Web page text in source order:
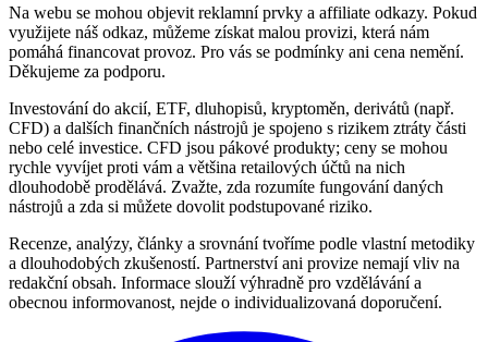
Na webu se mohou objevit reklamní prvky a affiliate odkazy. Pokud
využijete náš odkaz, můžeme získat malou provizi, která nám
pomáhá financovat provoz. Pro vás se podmínky ani cena nemění.
Děkujeme za podporu.
Investování do akcií, ETF, dluhopisů, kryptoměn, derivátů (např.
CFD) a dalších finančních nástrojů je spojeno s rizikem ztráty části
nebo celé investice. CFD jsou pákové produkty; ceny se mohou
rychle vyvíjet proti vám a většina retailových účtů na nich
dlouhodobě prodělává. Zvažte, zda rozumíte fungování daných
nástrojů a zda si můžete dovolit podstupované riziko.
Recenze, analýzy, články a srovnání tvoříme podle vlastní metodiky
a dlouhodobých zkušeností. Partnerství ani provize nemají vliv na
redakční obsah. Informace slouží výhradně pro vzdělávání a
obecnou informovanost, nejde o individualizovaná doporučení.